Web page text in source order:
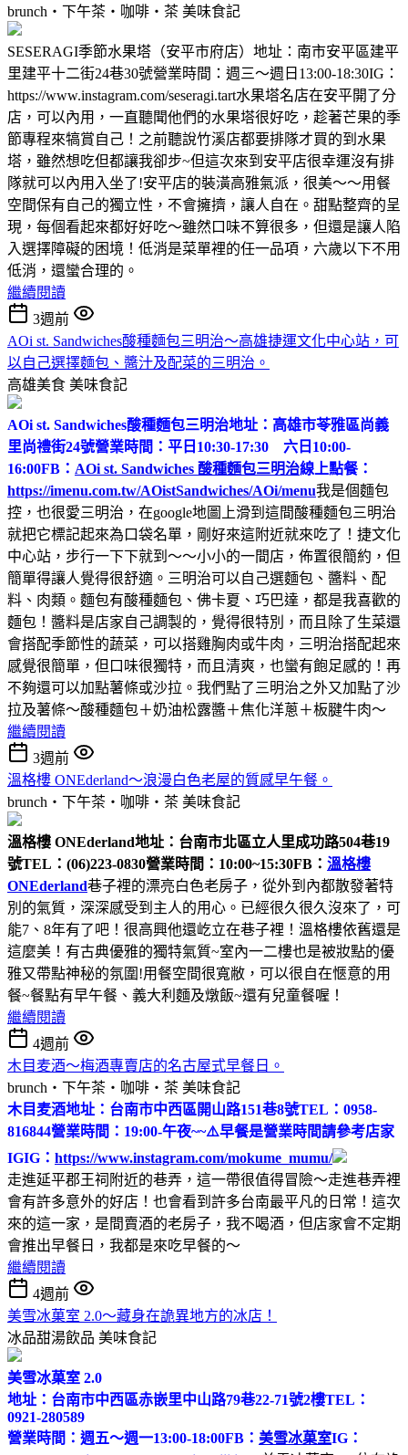
brunch‧下午茶‧咖啡‧茶 美味食記
SESERAGI季節水果塔（安平市府店）地址：南市安平區建平
里建平十二街24巷30號營業時間：週三～週日13:00-18:30IG：
https://www.instagram.com/seseragi.tart水果塔名店在安平開了分
店，可以內用，一直聽聞他們的水果塔很好吃，趁著芒果的季
節專程來犒賞自己！之前聽說竹溪店都要排隊才買的到水果
塔，雖然想吃但都讓我卻步~但這次來到安平店很幸運沒有排
隊就可以內用入坐了!安平店的裝潢高雅氣派，很美～～用餐
空間保有自己的獨立性，不會擁擠，讓人自在。甜點整齊的呈
現，每個看起來都好好吃～雖然口味不算很多，但還是讓人陷
入選擇障礙的困境！低消是菜單裡的任一品項，六歲以下不用
低消，還蠻合理的。
繼續閱讀
3週前
AOi st. Sandwiches酸種麵包三明治～高雄捷運文化中心站，可
以自己選擇麵包、醬汁及配菜的三明治。
高雄美食 美味食記
AOi st. Sandwiches酸種麵包三明治地址：高雄市苓雅區尚義
里尚禮街24號營業時間：平日10:30-17:30 六日10:00-
16:00FB： AOi st. Sandwiches 酸種麵包三明治線上點餐：
https://imenu.com.tw/AOistSandwiches/AOi/menu我是個麵包
控，也很愛三明治，在google地圖上滑到這間酸種麵包三明治
就把它標記起來為口袋名單，剛好來這附近就來吃了！捷文化
中心站，步行一下下就到～～小小的一間店，佈置很簡約，但
簡單得讓人覺得很舒適。三明治可以自己選麵包、醬料、配
料、肉類。麵包有酸種麵包、佛卡夏、巧巴達，都是我喜歡的
麵包！醬料是店家自己調製的，覺得很特別，而且除了生菜還
會搭配季節性的蔬菜，可以搭雞胸肉或牛肉，三明治搭配起來
感覺很簡單，但口味很獨特，而且清爽，也蠻有飽足感的！再
不夠還可以加點薯條或沙拉。我們點了三明治之外又加點了沙
拉及薯條～酸種麵包＋奶油松露醬＋焦化洋蔥＋板腱牛肉～
繼續閱讀
3週前
溫格樓 ONEderland～浪漫白色老屋的質感早午餐。
brunch‧下午茶‧咖啡‧茶 美味食記
溫格樓 ONEderland地址：台南市北區立人里成功路504巷19
號TEL：(06)223-0830營業時間：10:00~15:30FB： 溫格樓
ONEderland巷子裡的漂亮白色老房子，從外到內都散發著特
別的氣質，深深感受到主人的用心。已經很久很久沒來了，可
能7、8年有了吧！很高興他還屹立在巷子裡！溫格樓依舊還是
這麼美！有古典優雅的獨特氣質~室內一二樓也是被妝點的優
雅又帶點神秘的氛圍!用餐空間很寬敝，可以很自在愜意的用
餐~餐點有早午餐、義大利麵及燉飯~還有兒童餐喔！
繼續閱讀
4週前
木目麦酒～梅酒專賣店的名古屋式早餐日。
brunch‧下午茶‧咖啡‧茶 美味食記
木目麦酒地址：台南市中西區開山路151巷8號TEL：0958-
816844營業時間：19:00-午夜~~⚠️早餐是營業時間請參考店家
IGIG： https://www.instagram.com/mokume_mumu/
走進延平郡王祠附近的巷弄，這一帶很值得冒險～走進巷弄裡
會有許多意外的好店！也會看到許多台南最平凡的日常！這次
來的這一家，是間賣酒的老房子，我不喝酒，但店家會不定期
會推出早餐日，我都是來吃早餐的～
繼續閱讀
4週前
美雪冰菓室 2.0～藏身在詭異地方的冰店！
冰品甜湯飲品 美味食記
美雪冰菓室 2.0
地址：台南市中西區赤嵌里中山路79巷22-71號2樓TEL：
0921-280589
營業時間：週五～週一13:00-18:00FB： 美雪冰菓室IG：